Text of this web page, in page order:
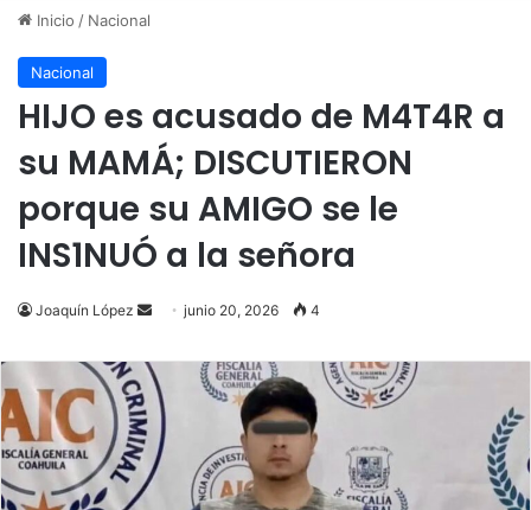
Inicio / Nacional
Nacional
HIJO es acusado de M4T4R a
su MAMÁ; DISCUTIERON
porque su AMIGO se le
INS1NUÓ a la señora
Joaquín López
Send
email
junio 20, 2026 4